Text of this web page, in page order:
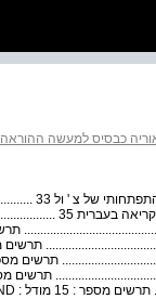
כבסיס למעשה